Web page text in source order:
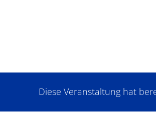
Diese Veranstaltung hat